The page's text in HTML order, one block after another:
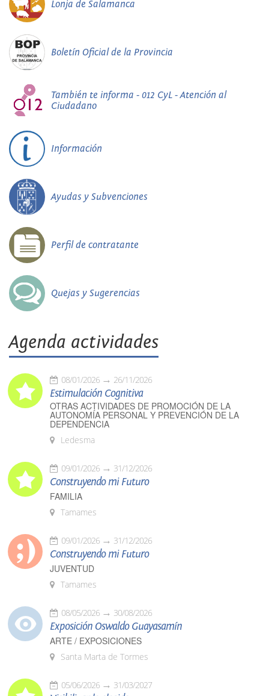
Lonja de Salamanca
Boletín Oficial de la Provincia
También te informa - 012 CyL - Atención al
Ciudadano
Información
Ayudas y Subvenciones
Perfil de contratante
Quejas y Sugerencias
Agenda actividades
08/01/2026 26/11/2026
Estimulación Cognitiva
OTRAS ACTIVIDADES DE PROMOCIÓN DE LA
AUTONOMÍA PERSONAL Y PREVENCIÓN DE LA
DEPENDENCIA
Ledesma
09/01/2026 31/12/2026
Construyendo mi Futuro
FAMILIA
Tamames
09/01/2026 31/12/2026
Construyendo mi Futuro
JUVENTUD
Tamames
08/05/2026 30/08/2026
Exposición Oswaldo Guayasamín
ARTE / EXPOSICIONES
Santa Marta de Tormes
05/06/2026 31/03/2027